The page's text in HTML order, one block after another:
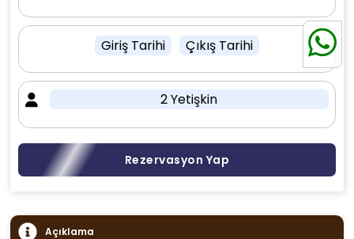
Giriş Tarihi Çıkış Tarihi
2 Yetişkin
Rezervasyon Yap
Açıklama